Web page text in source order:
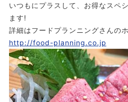
いつもにプラスして、お得なスペ
ます!
詳細はフードプランニングさんの
http://food-planning.co.jp